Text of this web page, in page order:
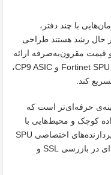
با چند دفتر،
حال رشد هستند طراحی
قیمت مقرون‌به‌صرفه ارائه
می‌دهد و می‌تواند با بهره‌گیری از Fortinet SPU NP6Lite و CP9 ASIC،
کند.
حرفه‌ای‌تر است که
کوچک و محیط‌هایی با
ترافیک بالا ساخته شده است. این مدل از پردازنده‌های اختصاصی SPU
NP7 استفاده می‌کند که عملکرد فوق‌العاده‌ای در بازرسی SSL و